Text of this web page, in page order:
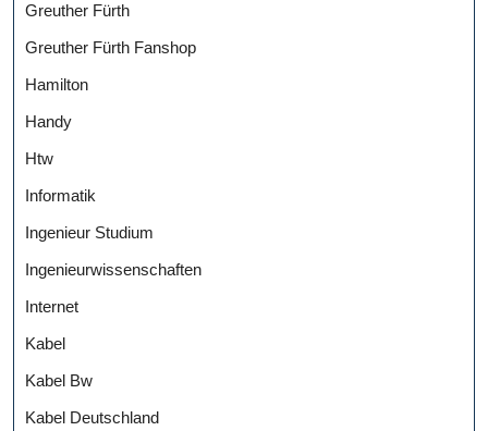
Greuther Fürth
Greuther Fürth Fanshop
Hamilton
Handy
Htw
Informatik
Ingenieur Studium
Ingenieurwissenschaften
Internet
Kabel
Kabel Bw
Kabel Deutschland